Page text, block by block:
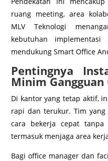
ruang meeting, area
MLV Teknologi
kebutuhan
mendukung Smart Office
Pentingnya
Minim
Di kantor yang tetap aktif,
rapi dan terukur. Tim
cara bekerja cepat tanpa
termasuk menjaga area
Bagi office manager dan